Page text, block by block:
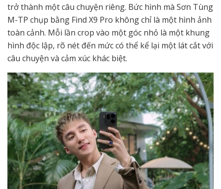
trở thành một câu chuyện riêng. Bức hình mà Sơn Tùng
M-TP chụp bằng Find X9 Pro không chỉ là một hình ảnh
toàn cảnh. Mỗi lần crop vào một góc nhỏ là một khung
hình độc lập, rõ nét đến mức có thể kể lại một lát cắt với
câu chuyện và cảm xúc khác biệt.